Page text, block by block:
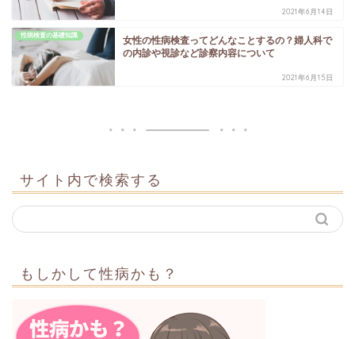
2021年6月14日
性病検査の基礎知識
女性の性病検査ってどんなことするの？婦人科で
の内診や視診など診察内容について
2021年6月15日
サイト内で検索する
もしかして性病かも？